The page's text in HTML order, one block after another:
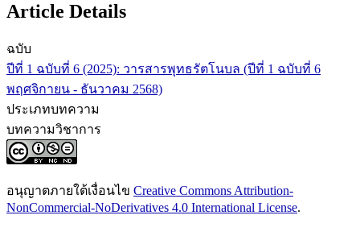
Article Details
ฉบับ
ปีที่ 1 ฉบับที่ 6 (2025): วารสารพุทธรัตโนบล (ปีที่ 1 ฉบับที่ 6
พฤศจิกายน - ธันวาคม 2568)
ประเภทบทความ
บทความวิชาการ
อนุญาตภายใต้เงื่อนไข Creative Commons Attribution-
NonCommercial-NoDerivatives 4.0 International License.